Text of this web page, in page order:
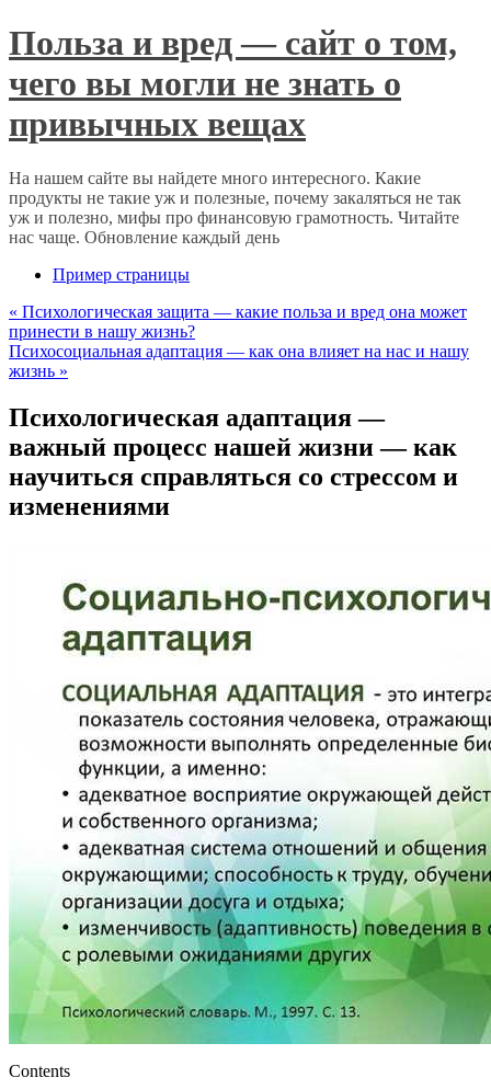
Польза и вред — сайт о том,
чего вы могли не знать о
привычных вещах
На нашем сайте вы найдете много интересного. Какие
продукты не такие уж и полезные, почему закаляться не так
уж и полезно, мифы про финансовую грамотность. Читайте
нас чаще. Обновление каждый день
Пример страницы
« Психологическая защита — какие польза и вред она может
принести в нашу жизнь?
Психосоциальная адаптация — как она влияет на нас и нашу
жизнь »
Психологическая адаптация —
важный процесс нашей жизни — как
научиться справляться со стрессом и
изменениями
Contents